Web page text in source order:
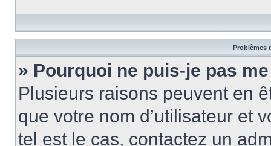
Problèmes
» Pourquoi ne puis-je pas
Plusieurs raisons peuvent en
que votre nom d’utilisateur et
tel est le cas, contactez un